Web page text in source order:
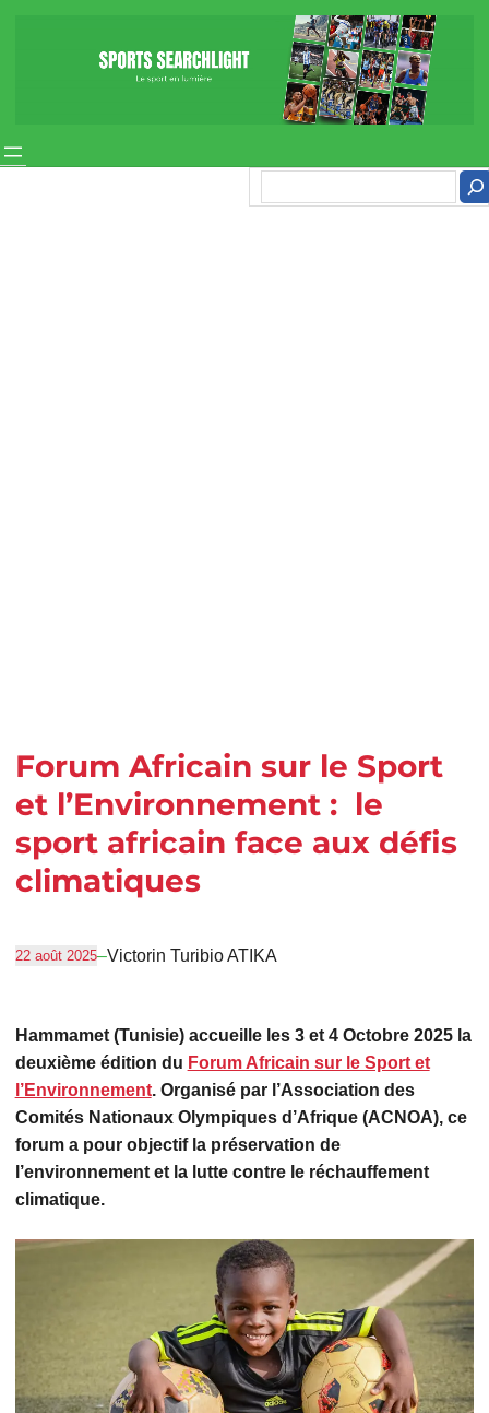
Forum Africain sur le Sport
et l’Environnement : le
sport africain face aux défis
climatiques
22 août 2025–Victorin Turibio ATIKA
Hammamet (Tunisie) accueille les 3 et 4 Octobre 2025 la
deuxième édition du Forum Africain sur le Sport et
l’Environnement. Organisé par l’Association des
Comités Nationaux Olympiques d’Afrique (ACNOA), ce
forum a pour objectif la préservation de
l’environnement et la lutte contre le réchauffement
climatique.